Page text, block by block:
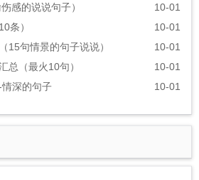
感的说说句子）
10-01
条）
10-01
15句情景的句子说说）
10-01
总（最火10句）
10-01
深的句子
10-01